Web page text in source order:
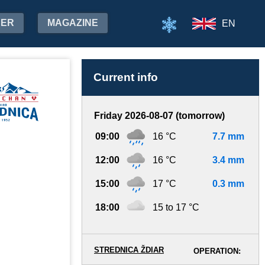
MAGAZINE EN
Current info
Friday 2026-08-07 (tomorrow)
09:00 16 °C 7.7 mm
12:00 16 °C 3.4 mm
15:00 17 °C 0.3 mm
18:00 15 to 17 °C
OPERATION:
STREDNICA ŽDIAR